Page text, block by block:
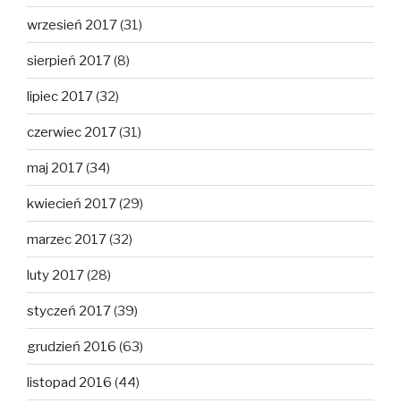
wrzesień 2017(31)
sierpień 2017(8)
lipiec 2017(32)
czerwiec 2017(31)
maj 2017(34)
kwiecień 2017(29)
marzec 2017(32)
luty 2017(28)
styczeń 2017(39)
grudzień 2016 (63)
listopad 2016 (44)